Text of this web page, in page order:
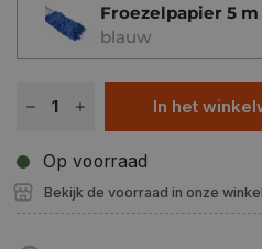
Froezelpapier 5 m
blauw
In het
Op voorraad
Bekijk de voorraad in onze